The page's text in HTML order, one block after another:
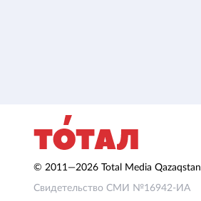
© 2011—2026 Total Media Qazaqstan
Свидетельство СМИ №16942-ИА